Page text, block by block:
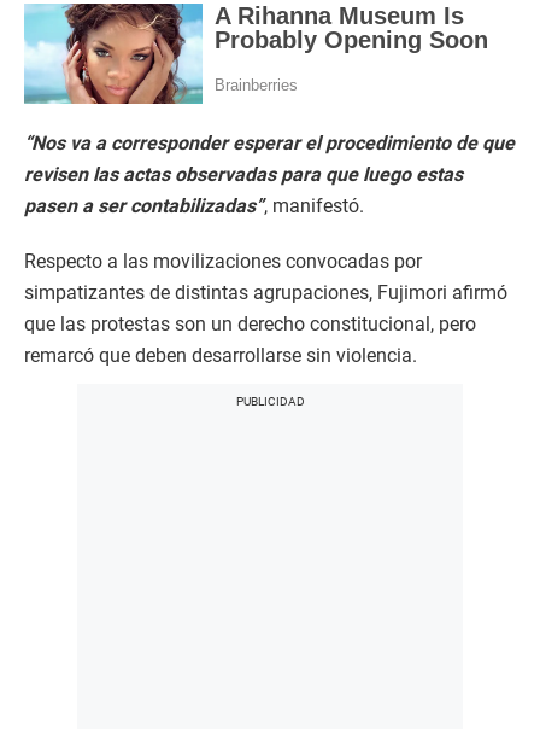
“Nos va a corresponder esperar el procedimiento de que
revisen las actas observadas para que luego estas
pasen a ser contabilizadas”, manifestó.
Respecto a las movilizaciones convocadas por
simpatizantes de distintas agrupaciones, Fujimori afirmó
que las protestas son un derecho constitucional, pero
remarcó que deben desarrollarse sin violencia.